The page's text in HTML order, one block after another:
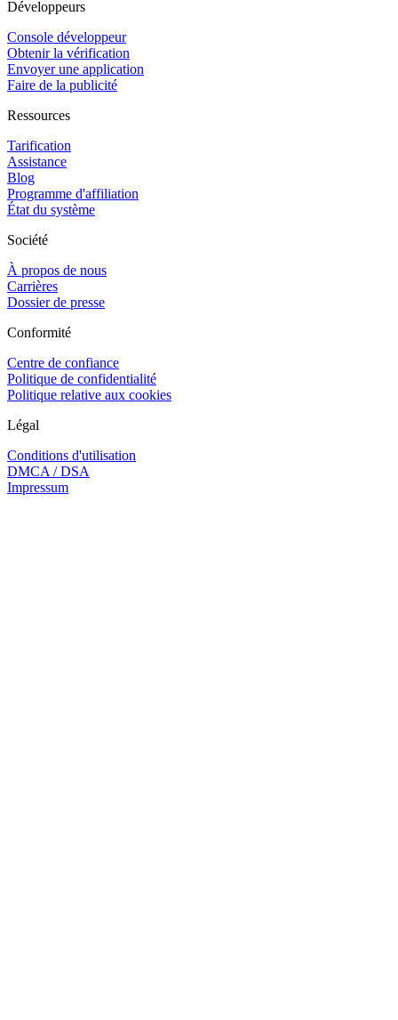
Développeurs
Console développeur
Obtenir la vérification
Envoyer une application
Faire de la publicité
Ressources
Tarification
Assistance
Blog
Programme d'affiliation
État du système
Société
À propos de nous
Carrières
Dossier de presse
Conformité
Centre de confiance
Politique de confidentialité
Politique relative aux cookies
Légal
Conditions d'utilisation
DMCA / DSA
Impressum